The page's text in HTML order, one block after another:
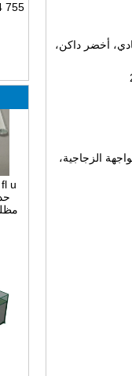
755 84...
أخضر داكن،
الواجهة الزجاجية،